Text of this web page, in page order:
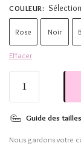
COULEUR:
Rose Noir
Effacer
Guide des tailles
Nous gardons votre